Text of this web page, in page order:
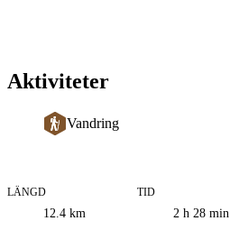
Aktiviteter
Vandring
Information
LÄNGD
12.4 km
TID
2 h 28 min